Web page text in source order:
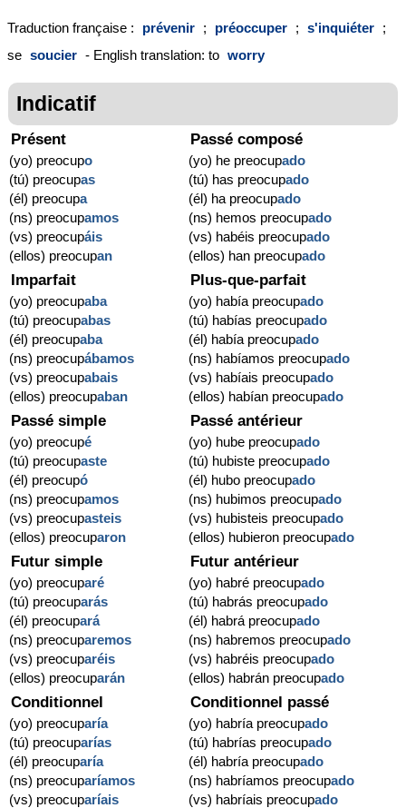
Traduction française : prévenir ; préoccuper ; s'inquiéter ;
se soucier - English translation: to worry
Indicatif
Présent
(yo) preocupo
(tú) preocupas
(él) preocupa
(ns) preocupamos
(vs) preocupáis
(ellos) preocupan
Passé composé
(yo) he preocupado
(tú) has preocupado
(él) ha preocupado
(ns) hemos preocupado
(vs) habéis preocupado
(ellos) han preocupado
Imparfait
(yo) preocupaba
(tú) preocupabas
(él) preocupaba
(ns) preocupábamos
(vs) preocupabais
(ellos) preocupaban
Plus-que-parfait
(yo) había preocupado
(tú) habías preocupado
(él) había preocupado
(ns) habíamos preocupado
(vs) habíais preocupado
(ellos) habían preocupado
Passé simple
(yo) preocupé
(tú) preocupaste
(él) preocupó
(ns) preocupamos
(vs) preocupasteis
(ellos) preocuparon
Passé antérieur
(yo) hube preocupado
(tú) hubiste preocupado
(él) hubo preocupado
(ns) hubimos preocupado
(vs) hubisteis preocupado
(ellos) hubieron preocupado
Futur simple
(yo) preocuparé
(tú) preocuparás
(él) preocupará
(ns) preocuparemos
(vs) preocuparéis
(ellos) preocuparán
Futur antérieur
(yo) habré preocupado
(tú) habrás preocupado
(él) habrá preocupado
(ns) habremos preocupado
(vs) habréis preocupado
(ellos) habrán preocupado
Conditionnel
(yo) preocuparía
(tú) preocuparías
(él) preocuparía
(ns) preocuparíamos
(vs) preocuparíais
Conditionnel passé
(yo) habría preocupado
(tú) habrías preocupado
(él) habría preocupado
(ns) habríamos preocupado
(vs) habríais preocupado